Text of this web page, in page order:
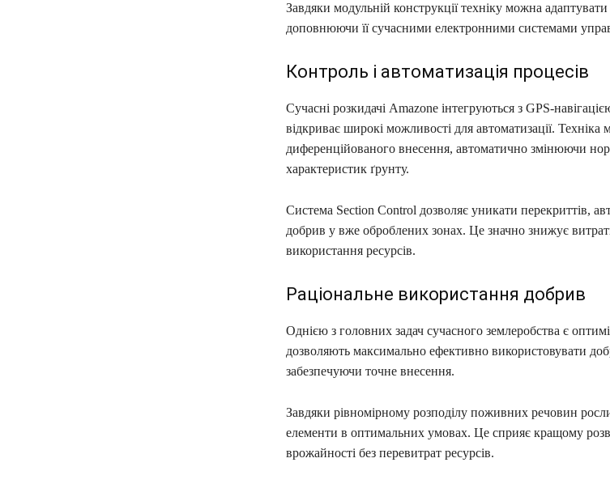
Завдяки модульній конструкції техніку можна адаптувати
доповнюючи її сучасними електронними системами
Контроль і автоматизація процесів
Сучасні розкидачі Amazone інтегруються з GPS-
відкриває широкі можливості для автоматизації.
диференційованого внесення, автоматично змінюючи
характеристик ґрунту.
Система Section Control дозволяє уникати перекриттів,
добрив у вже оброблених зонах. Це значно знижує
використання ресурсів.
Раціональне використання добрив
Однією з головних задач сучасного землеробства є
дозволяють максимально ефективно використовувати
забезпечуючи точне внесення.
Завдяки рівномірному розподілу поживних речовин
елементи в оптимальних умовах. Це сприяє кращому
врожайності без перевитрат ресурсів.